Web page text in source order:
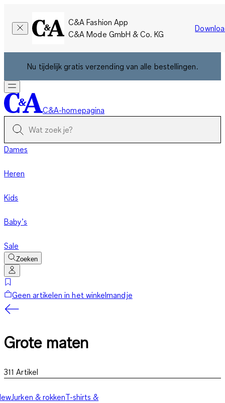
C&A Fashion App
C&A Mode GmbH & Co. KG
Nu tijdelijk gratis verzending van alle bestellingen.
C&A-homepagina
Dames
Heren
Kids
Baby’s
Sale
Zoeken
Geen artikelen in het winkelmandje
Grote maten
311 Artikel
Jurken & rokkenT-shirts &